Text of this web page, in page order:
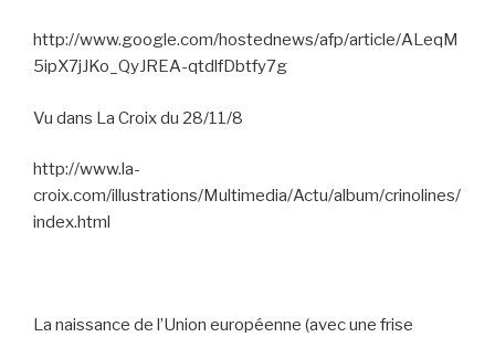
http://www.google.com/hostednews/afp/article/ALeqM
5ipX7jJKo_QyJREA-qtdlfDbtfy7g
Vu dans La Croix du 28/11/8
http://www.la-
croix.com/illustrations/Multimedia/Actu/album/crinolines/
index.html
La naissance de l’Union européenne (avec une frise